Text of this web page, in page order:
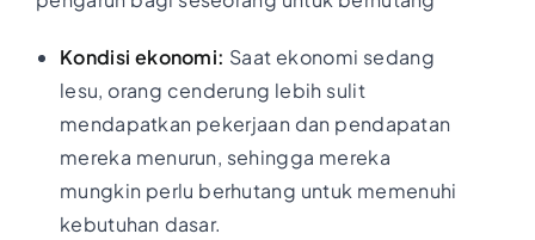
Kondisi ekonomi: Saat ekonomi sedang
lesu, orang cenderung lebih sulit
mendapatkan pekerjaan dan pendapatan
mereka menurun, sehingga mereka
mungkin perlu berhutang untuk memenuhi
kebutuhan dasar.